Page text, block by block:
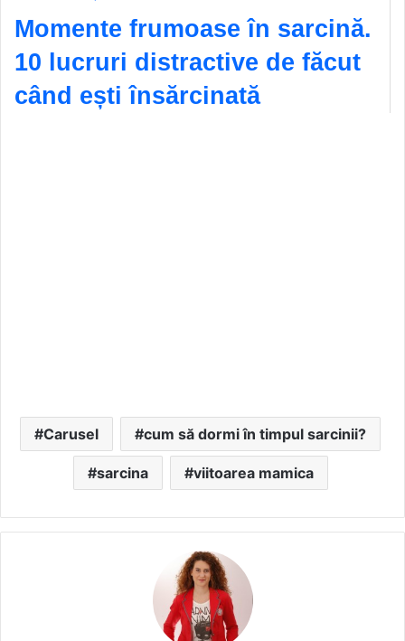
Momente frumoase în sarcină.
10 lucruri distractive de făcut
când ești însărcinată
Carusel cum să dormi în timpul sarcinii?
sarcina viitoarea mamica